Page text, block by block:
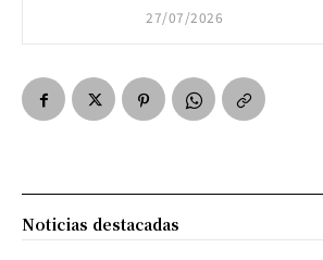
27/07/2026
Noticias destacadas